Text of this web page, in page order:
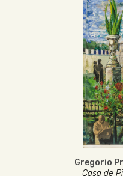
Gregorio
Casa de